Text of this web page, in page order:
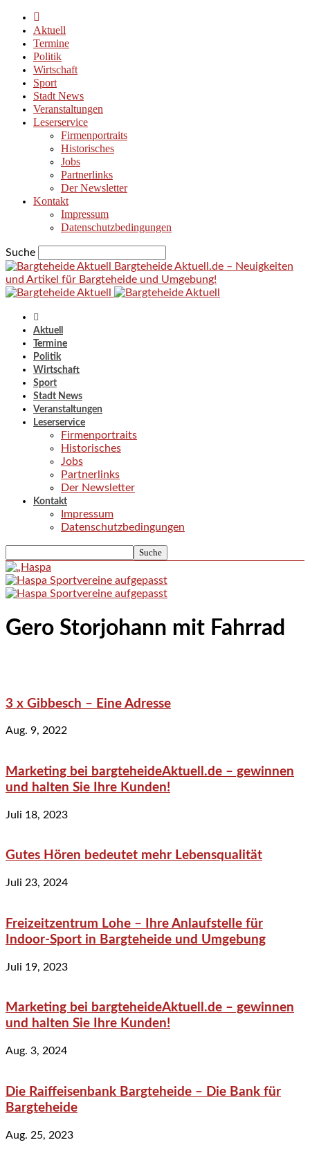
Aktuell
Termine
Politik
Wirtschaft
Sport
Stadt News
Veranstaltungen
Leserservice
Firmenportraits
Historisches
Jobs
Partnerlinks
Der Newsletter
Kontakt
Impressum
Datenschutzbedingungen
Suche
Bargteheide Aktuell.de – Neuigkeiten
und Artikel für Bargteheide und Umgebung!
Aktuell
Termine
Politik
Wirtschaft
Sport
Stadt News
Veranstaltungen
Leserservice
Firmenportraits
Historisches
Jobs
Partnerlinks
Der Newsletter
Kontakt
Impressum
Datenschutzbedingungen
Gero Storjohann mit Fahrrad
3 x Gibbesch – Eine Adresse
Aug. 9, 2022
Marketing bei bargteheideAktuell.de – gewinnen
und halten Sie Ihre Kunden!
Juli 18, 2023
Gutes Hören bedeutet mehr Lebensqualität
Juli 23, 2024
Freizeitzentrum Lohe – Ihre Anlaufstelle für
Indoor-Sport in Bargteheide und Umgebung
Juli 19, 2023
Marketing bei bargteheideAktuell.de – gewinnen
und halten Sie Ihre Kunden!
Aug. 3, 2024
Die Raiffeisenbank Bargteheide – Die Bank für
Bargteheide
Aug. 25, 2023